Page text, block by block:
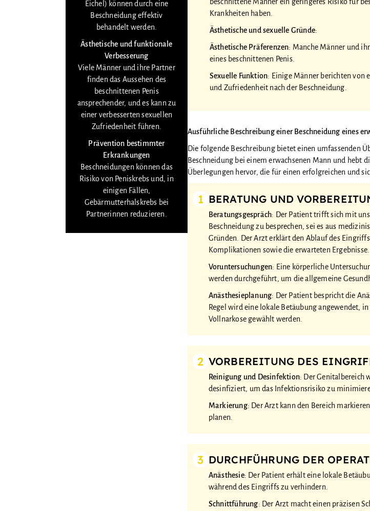
Eichel) können durch eine
Beschneidung effektiv
behandelt werden.
Ästhetische und funktionale
Verbesserung
Viele Männer und ihre Partner
finden das Aussehen des
beschnittenen Penis
ansprechender, und es kann zu
einer verbesserten sexuellen
Zufriedenheit führen.
Prävention bestimmter
Erkrankungen
Beschneidungen können das
Risiko von Peniskrebs und, in
einigen Fällen,
Gebärmutterhalskrebs bei
Partnerinnen reduzieren.
beschnittene Männer ein geringeres Risiko für
Krankheiten haben.
Ästhetische und sexuelle Gründe:
Ästhetische Präferenzen: Manche Männer und
eines beschnittenen Penis.
Sexuelle Funktion: Einige Männer berichten von
und Zufriedenheit nach der Beschneidung.
Ausführliche Beschreibung einer Beschneidung eines
Die folgende Beschreibung bietet einen umfassenden
Beschneidung bei einem erwachsenen Mann und hebt
Überlegungen hervor, die für einen erfolgreichen und
1 BERATUNG UND
Beratungsgespräch: Der Patient trifft sich mit
Beschneidung zu besprechen, sei es aus
Gründen. Der Arzt erklärt den Ablauf des
Komplikationen sowie die erwarteten Ergebnisse.
Voruntersuchungen: Eine körperliche
werden durchgeführt, um die allgemeine
Anästhesieplanung: Der Patient bespricht die
Regel wird eine lokale Betäubung angewendet,
Vollnarkose gewählt werden.
2 VORBEREITUNG DES
Reinigung und Desinfektion: Der Genitalbereich
desinfiziert, um das Infektionsrisiko zu
Markierung: Der Arzt kann den Bereich
planen.
3 DURCHFÜHRUNG DER
Anästhesie: Der Patient erhält eine lokale
während des Eingriffs zu verhindern.
Schnittführung: Der Arzt macht einen präzisen